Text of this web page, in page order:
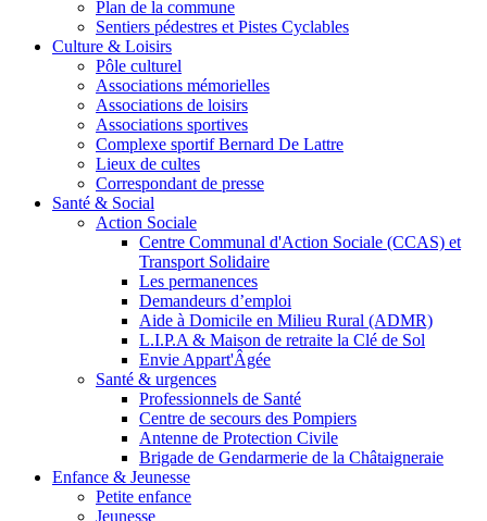
Plan de la commune
Sentiers pédestres et Pistes Cyclables
Culture & Loisirs
Pôle culturel
Associations mémorielles
Associations de loisirs
Associations sportives
Complexe sportif Bernard De Lattre
Lieux de cultes
Correspondant de presse
Santé & Social
Action Sociale
Centre Communal d'Action Sociale (CCAS) et
Transport Solidaire
Les permanences
Demandeurs d’emploi
Aide à Domicile en Milieu Rural (ADMR)
L.I.P.A & Maison de retraite la Clé de Sol
Envie Appart'Âgée
Santé & urgences
Professionnels de Santé
Centre de secours des Pompiers
Antenne de Protection Civile
Brigade de Gendarmerie de la Châtaigneraie
Enfance & Jeunesse
Petite enfance
Jeunesse